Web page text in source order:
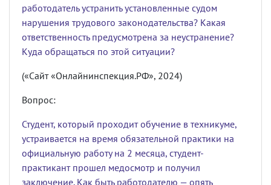
работодатель устранить установленные судом
нарушения трудового законодательства? Какая
ответственность предусмотрена за неустранение?
Куда обращаться по этой ситуации?
(«Сайт «Онлайнинспекция.РФ», 2024)
Вопрос:
Студент, который проходит обучение в техникуме,
устраивается на время обязательной практики на
официальную работу на 2 месяца, студент-
практикант прошел медосмотр и получил
заключение. Как быть работодателю — опять